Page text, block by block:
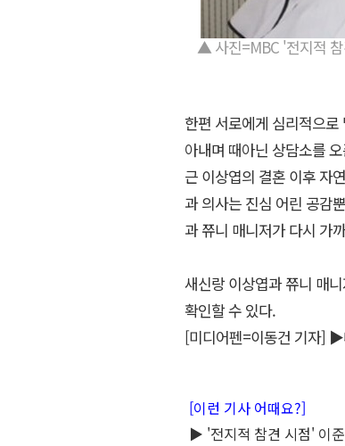
▲ 사진=MBC '전지적
한편 서로에게 심리적으
아내며 때아닌 상담소를
근 이상엽의 결혼 이후 자
과 의사는 진심 어린 공감
과 쮸니 매니저가 다시 가
새신랑 이상엽과 쮸니 매
확인할 수 있다.
[미디어펜=이동건 기자] ▶
[이런 기사 어때요?]
▶ '전지적 참견 시점' 이